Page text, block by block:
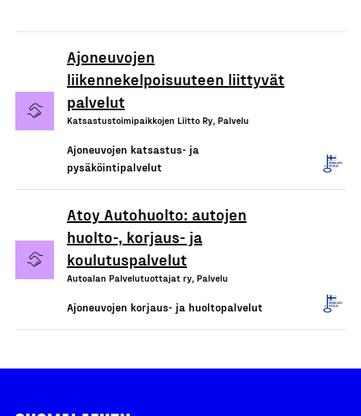
Ajoneuvojen
liikennekelpoisuuteen liittyvät
palvelut
Katsastustoimipaikkojen Liitto Ry, Palvelu
Ajoneuvojen katsastus- ja
pysäköintipalvelut
Atoy Autohuolto: autojen
huolto-, korjaus- ja
koulutuspalvelut
Autoalan Palvelutuottajat ry, Palvelu
Ajoneuvojen korjaus- ja huoltopalvelut